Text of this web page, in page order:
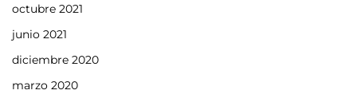
octubre 2021
junio 2021
diciembre 2020
marzo 2020